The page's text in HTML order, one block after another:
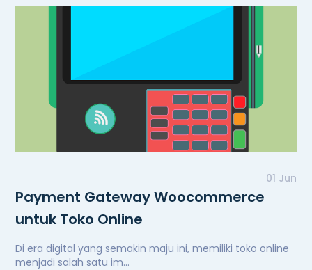
01 Jun
Payment Gateway Woocommerce
untuk Toko Online
Di era digital yang semakin maju ini, memiliki toko online
menjadi salah satu im...